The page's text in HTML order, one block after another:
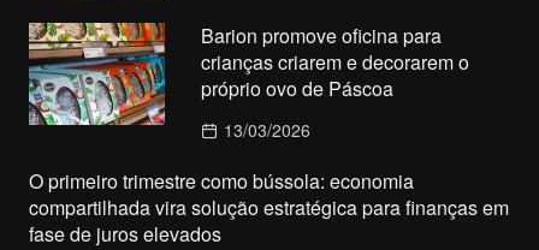
Barion promove oficina para
crianças criarem e decorarem o
próprio ovo de Páscoa
13/03/2026
O primeiro trimestre como bússola: economia
compartilhada vira solução estratégica para finanças em
fase de juros elevados